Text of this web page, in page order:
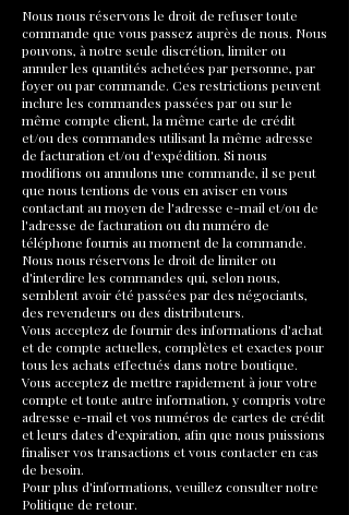
Nous nous réservons le droit de refuser toute
commande que vous passez auprès de nous. Nous
pouvons, à notre seule discrétion, limiter ou
annuler les quantités achetées par personne, par
foyer ou par commande. Ces restrictions peuvent
inclure les commandes passées par ou sur le
même compte client, la même carte de crédit
et/ou des commandes utilisant la même adresse
de facturation et/ou d'expédition. Si nous
modifions ou annulons une commande, il se peut
que nous tentions de vous en aviser en vous
contactant au moyen de l'adresse e-mail et/ou de
l'adresse de facturation ou du numéro de
téléphone fournis au moment de la commande.
Nous nous réservons le droit de limiter ou
d'interdire les commandes qui, selon nous,
semblent avoir été passées par des négociants,
des revendeurs ou des distributeurs.
Vous acceptez de fournir des informations d'achat
et de compte actuelles, complètes et exactes pour
tous les achats effectués dans notre boutique.
Vous acceptez de mettre rapidement à jour votre
compte et toute autre information, y compris votre
adresse e-mail et vos numéros de cartes de crédit
et leurs dates d'expiration, afin que nous puissions
finaliser vos transactions et vous contacter en cas
de besoin.
Pour plus d'informations, veuillez consulter notre
Politique de retour.